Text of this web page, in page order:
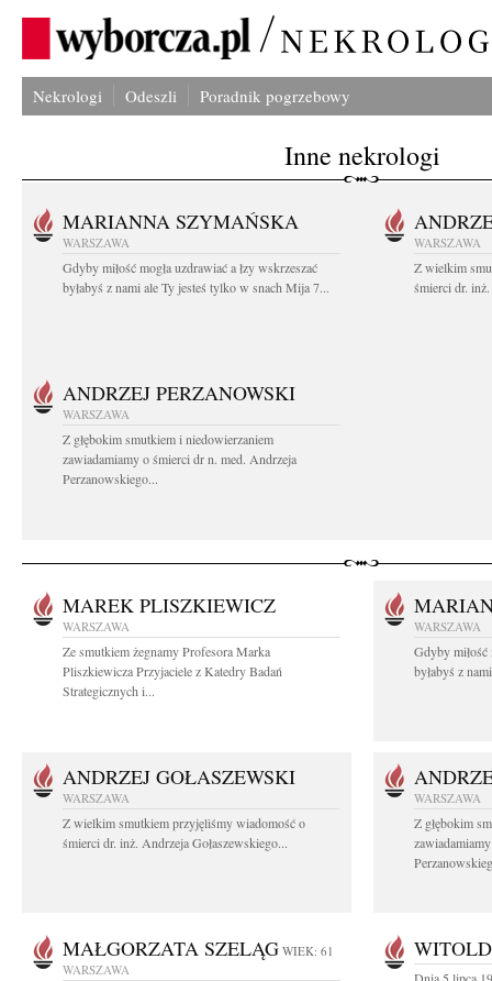
Nekrologi Odeszli Poradnik pogrzebowy
Inne nekrologi
MARIANNA SZYMAŃSKA
WARSZAWA
Gdyby miłość mogła uzdrawiać a łzy wskrzeszać
byłabyś z nami ale Ty jesteś tylko w snach Mija 7...
WARSZAWA
Z wielkim
śmierci dr.
ANDRZEJ PERZANOWSKI
WARSZAWA
Z głębokim smutkiem i niedowierzaniem
zawiadamiamy o śmierci dr n. med. Andrzeja
Perzanowskiego...
MAREK PLISZKIEWICZ
WARSZAWA
Ze smutkiem żegnamy Profesora Marka
Pliszkiewicza Przyjaciele z Katedry Badań
Strategicznych i...
WARSZAWA
Gdyby miłość
byłabyś z
ANDRZEJ GOŁASZEWSKI
WARSZAWA
Z wielkim smutkiem przyjęliśmy wiadomość o
śmierci dr. inż. Andrzeja Gołaszewskiego...
WARSZAWA
Z głębokim
MAŁGORZATA SZELĄG WIEK: 61
WARSZAWA